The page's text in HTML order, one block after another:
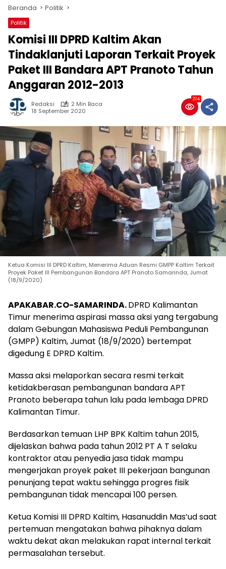
Beranda Politik
Politik
Komisi III DPRD Kaltim Akan
Tindaklanjuti Laporan Terkait Proyek
Paket III Bandara APT Pranoto Tahun
Anggaran 2012-2013
Redaksi
2 Min Baca
18 September 2020
214
Ketua Komisi III DPRD Kaltim, Menerima Aduan Resmi GMPP Kaltim Terkait
Proyek Paket III Pembangunan Bandara APT Pranoto Samarinda, Jumat
(18/9/2020)
APAKABAR.CO-SAMARINDA.DPRD Kalimantan
Timur menerima aspirasi massa aksi yang tergabung
dalam Gebungan Mahasiswa Peduli Pembangunan
(GMPP) Kaltim, Jumat (18/9/2020) bertempat
digedung E DPRD Kaltim.
Massa aksi melaporkan secara resmi terkait
ketidakberasan pembangunan bandara APT
Pranoto beberapa tahun lalu pada lembaga DPRD
Kalimantan Timur.
Berdasarkan temuan LHP BPK Kaltim tahun 2015,
dijelaskan bahwa pada tahun 2012 PT A T selaku
kontraktor atau penyedia jasa tidak mampu
mengerjakan proyek paket III pekerjaan bangunan
penunjang tepat waktu sehingga progres fisik
pembangunan tidak mencapai 100 persen.
Ketua Komisi III DPRD Kaltim, Hasanuddin Mas’ud saat
pertemuan mengatakan bahwa pihaknya dalam
waktu dekat akan melakukan rapat internal terkait
permasalahan tersebut.